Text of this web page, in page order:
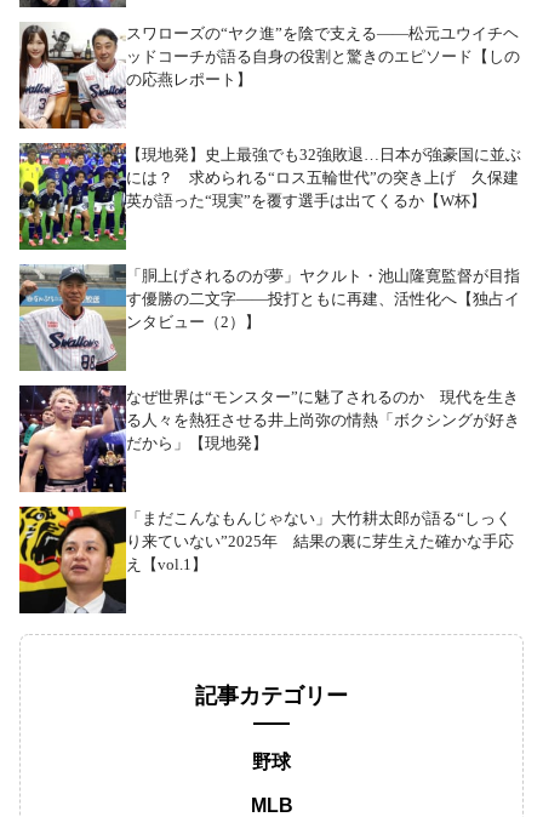
スワローズの“ヤク進”を陰で支える――松元ユウイチヘ
ッドコーチが語る自身の役割と驚きのエピソード【しの
の応燕レポート】
【現地発】史上最強でも32強敗退…日本が強豪国に並ぶ
には？ 求められる“ロス五輪世代”の突き上げ 久保建
英が語った“現実”を覆す選手は出てくるか【W杯】
「胴上げされるのが夢」ヤクルト・池山隆寛監督が目指
す優勝の二文字――投打ともに再建、活性化へ【独占イ
ンタビュー（2）】
なぜ世界は“モンスター”に魅了されるのか 現代を生き
る人々を熱狂させる井上尚弥の情熱「ボクシングが好き
だから」【現地発】
「まだこんなもんじゃない」大竹耕太郎が語る“しっく
り来ていない”2025年 結果の裏に芽生えた確かな手応
え【vol.1】
記事カテゴリー
野球
MLB